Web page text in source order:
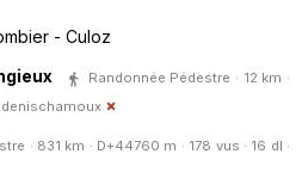
- Culoz
Randonnée Pédestre · 12 km ·
denischamoux
· 831 km · D+44760 m · 178 vus · 16 dl ·